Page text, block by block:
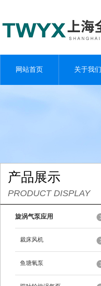
网站首页 关于我们
产品展示
PRODUCT DISPLAY
旋涡气泵应用
裁床风机
鱼塘氧泵